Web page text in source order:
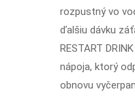
rozpustný vo
ďalšiu dávku
RESTART
nápoja, ktorý
obnovu